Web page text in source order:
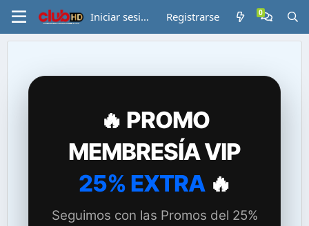
Iniciar sesión Registrarse
🔥 PROMO
MEMBRESÍA VIP
25% EXTRA🔥
Seguimos con las Promos del 25%